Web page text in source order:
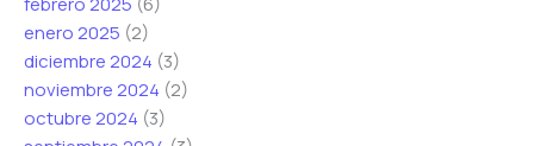
enero 2025 (2)
diciembre 2024 (3)
noviembre 2024 (2)
octubre 2024 (3)